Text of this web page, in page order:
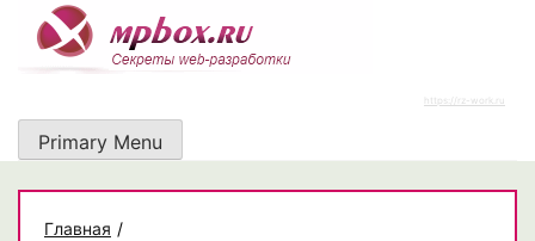
content
https://rz-work.ru
Primary Menu
Главная /